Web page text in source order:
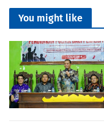
You might like